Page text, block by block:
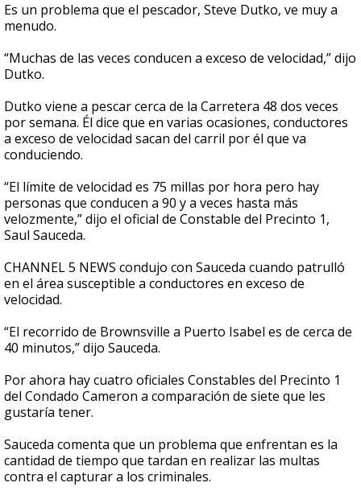
Es un problema que el pescador, Steve Dutko, ve muy a
menudo.
“Muchas de las veces conducen a exceso de velocidad,” dijo
Dutko.
Dutko viene a pescar cerca de la Carretera 48 dos veces
por semana. Él dice que en varias ocasiones, conductores
a exceso de velocidad sacan del carril por él que va
conduciendo.
“El límite de velocidad es 75 millas por hora pero hay
personas que conducen a 90 y a veces hasta más
velozmente,” dijo el oficial de Constable del Precinto 1,
Saul Sauceda.
CHANNEL 5 NEWS condujo con Sauceda cuando patrulló
en el área susceptible a conductores en exceso de
velocidad.
“El recorrido de Brownsville a Puerto Isabel es de cerca de
40 minutos,” dijo Sauceda.
Por ahora hay cuatro oficiales Constables del Precinto 1
del Condado Cameron a comparación de siete que les
gustaría tener.
Sauceda comenta que un problema que enfrentan es la
cantidad de tiempo que tardan en realizar las multas
contra el capturar a los criminales.